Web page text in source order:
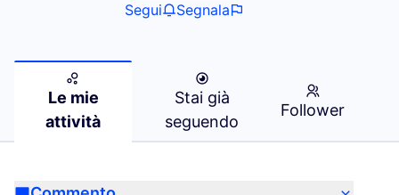
Segui
Segnala
Le mie
attività
Stai già
seguendo
Follower